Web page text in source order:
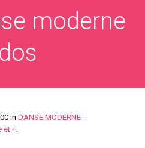
moderne
in DANSE MODERNE
et +.